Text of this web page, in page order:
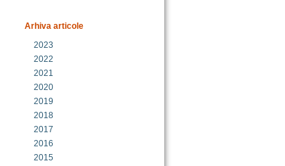
Arhiva articole
2023
2022
2021
2020
2019
2018
2017
2016
2015